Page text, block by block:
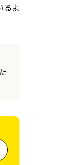
るよ